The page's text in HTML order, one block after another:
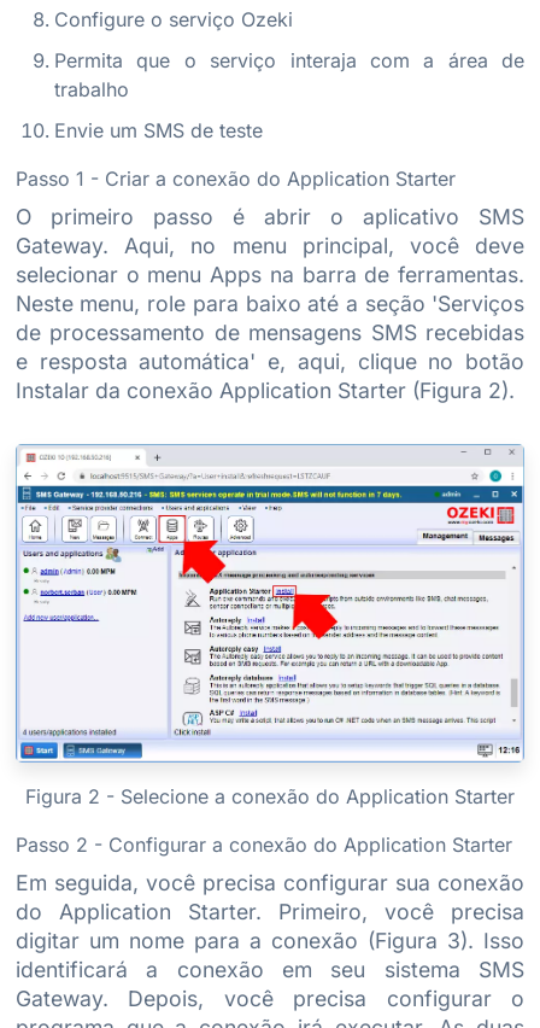
Configure o serviço Ozeki
Permita que o serviço interaja com a área de
trabalho
Envie um SMS de teste
Passo 1 - Criar a conexão do Application Starter
O primeiro passo é abrir o aplicativo SMS
Gateway. Aqui, no menu principal, você deve
selecionar o menu Apps na barra de ferramentas.
Neste menu, role para baixo até a seção 'Serviços
de processamento de mensagens SMS recebidas
e resposta automática' e, aqui, clique no botão
Instalar da conexão Application Starter (Figura 2).
Figura 2 - Selecione a conexão do Application Starter
Passo 2 - Configurar a conexão do Application Starter
Em seguida, você precisa configurar sua conexão
do Application Starter. Primeiro, você precisa
digitar um nome para a conexão (Figura 3). Isso
identificará a conexão em seu sistema SMS
Gateway. Depois, você precisa configurar o